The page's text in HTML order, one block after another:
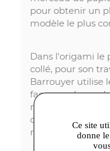
pour obtenir un
modèle le plus
Dans l'origami le
collé, pour son
Barrouyer utilise
façonner, la
rassembler et
corps de bague
repliée.
Ce site
donne